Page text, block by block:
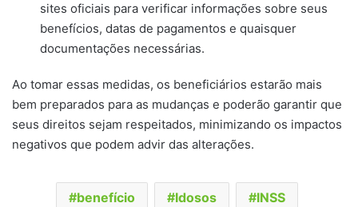
sites oficiais para verificar informações sobre seus
benefícios, datas de pagamentos e quaisquer
documentações necessárias.
Ao tomar essas medidas, os beneficiários estarão mais
bem preparados para as mudanças e poderão garantir que
seus direitos sejam respeitados, minimizando os impactos
negativos que podem advir das alterações.
benefício Idosos INSS